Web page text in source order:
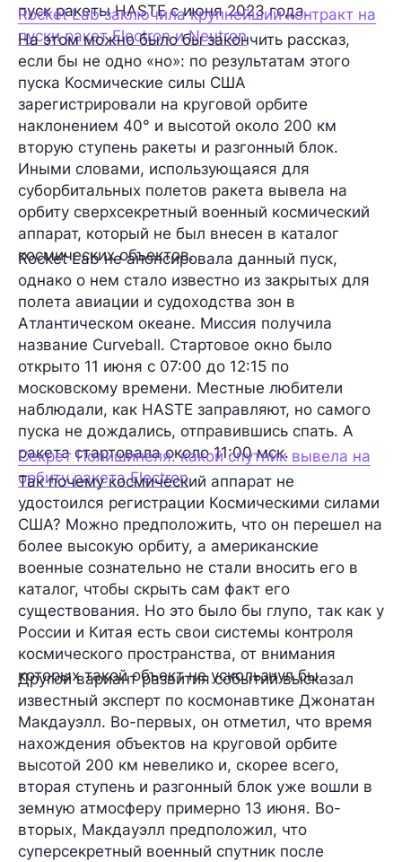
пуск ракеты HASTE с июня 2023 года.
Rocket Lab заключила крупнейший контракт на
пуски ракет Electron и Neutron
На этом можно было бы закончить рассказ,
если бы не одно «но»: по результатам этого
пуска Космические силы США
зарегистрировали на круговой орбите
наклонением 40° и высотой около 200 км
вторую ступень ракеты и разгонный блок.
Иными словами, использующаяся для
суборбитальных полетов ракета вывела на
орбиту сверхсекретный военный космический
аппарат, который не был внесен в каталог
космических объектов.
Rocket Lab не анонсировала данный пуск,
однако о нем стало известно из закрытых для
полета авиации и судоходства зон в
Атлантическом океане. Миссия получила
название Curveball. Стартовое окно было
открыто 11 июня с 07:00 до 12:15 по
московскому времени. Местные любители
наблюдали, как HASTE заправляют, но самого
пуска не дождались, отправившись спать. А
ракета стартовала около 11:00 мск.
Секрет Полишинеля: какой спутник вывела на
орбиту ракета Electron
Так почему космический аппарат не
удостоился регистрации Космическими силами
США? Можно предположить, что он перешел на
более высокую орбиту, а американские
военные сознательно не стали вносить его в
каталог, чтобы скрыть сам факт его
существования. Но это было бы глупо, так как у
России и Китая есть свои системы контроля
космического пространства, от внимания
которых такой объект не ускользнул бы.
Другой вариант развития событий высказал
известный эксперт по космонавтике Джонатан
Макдауэлл. Во-первых, он отметил, что время
нахождения объектов на круговой орбите
высотой 200 км невелико и, скорее всего,
вторая ступень и разгонный блок уже вошли в
земную атмосферу примерно 13 июня. Во-
вторых, Макдауэлл предположил, что
суперсекретный военный спутник после